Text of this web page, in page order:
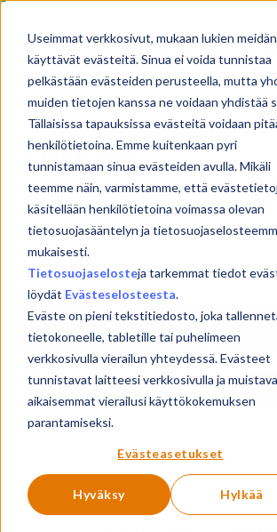
Useimmat verkkosivut, mukaan lukien
käyttävät evästeitä. Sinua ei voida tunnistaa
pelkästään evästeiden perusteella, mutta
muiden tietojen kanssa ne voidaan yhdistää
Tällaisissa tapauksissa evästeitä voidaan
henkilötietoina. Emme kuitenkaan pyri
tunnistamaan sinua evästeiden avulla. Mikäli
teemme näin, varmistamme, että
käsitellään henkilötietoina voimassa olevan
tietosuojasääntelyn ja
mukaisesti.
Tietosuojaselosteja tarkemmat tiedot
löydät Evästeselosteesta.
Eväste on pieni tekstitiedosto, joka
tietokoneelle, tabletille tai puhelimeen
verkkosivulla vierailun yhteydessä. Evästeet
tunnistavat laitteesi verkkosivulla ja
aikaisemmat vierailusi käyttökokemuksen
parantamiseksi.
Evästeasetukset
Hyväksy Hylkää
Skip
content
sprintti
Show
Search:
NIMI
Projektinhallinta 8
– ketteryys ja Scrum
periaatteet
Showing 1 to 1 of 1 products